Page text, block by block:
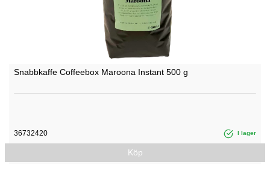
Snabbkaffe Coffeebox Maroona Instant 500 g
36732420 I lager
Köp